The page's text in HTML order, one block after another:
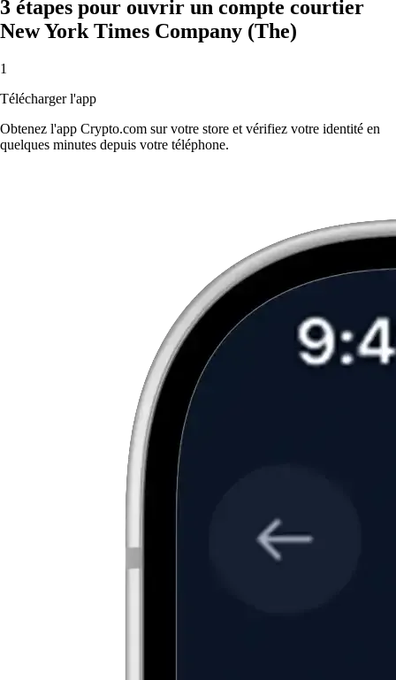
3 étapes pour ouvrir un compte courtier
New York Times Company (The)
1
Télécharger l'app
Obtenez l'app Crypto.com sur votre store et vérifiez votre identité en
quelques minutes depuis votre téléphone.